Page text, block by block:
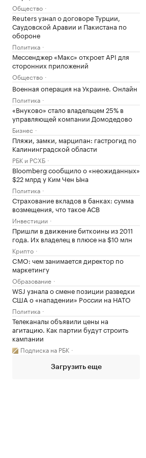
Общество
Reuters узнал о договоре Турции,
Саудовской Аравии и Пакистана по
обороне
Политика
Мессенджер «Макс» откроет API для
сторонних приложений
Общество
Военная операция на Украине. Онлайн
Политика
«Внуково» стало владельцем 25% в
управляющей компании Домодедово
Бизнес
Пляжи, замки, марципан: гастрогид по
Калининградской области
РБК и РСХБ
Bloomberg сообщило о «неожиданных»
$22 млрд у Ким Чен Ына
Политика
Страхование вкладов в банках: сумма
возмещения, что такое АСВ
Инвестиции
Пришли в движение биткоины из 2011
года. Их владелец в плюсе на $10 млн
Крипто
CMO: чем занимается директор по
маркетингу
Образование
WSJ узнала о смене позиции разведки
США о «нападении» России на НАТО
Политика
Телеканалы объявили цены на
агитацию. Как партии будут строить
кампании
Подписка на РБК
Загрузить еще